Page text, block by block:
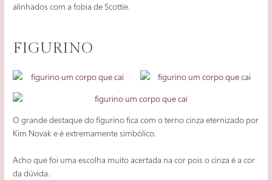
alinhados com a fobia de Scottie.
FIGURINO
O grande destaque do figurino fica com o terno cinza eternizado por
Kim Novak e é extremamente simbólico.
Acho que foi uma escolha muito acertada na cor pois o cinza é a cor
da dúvida.